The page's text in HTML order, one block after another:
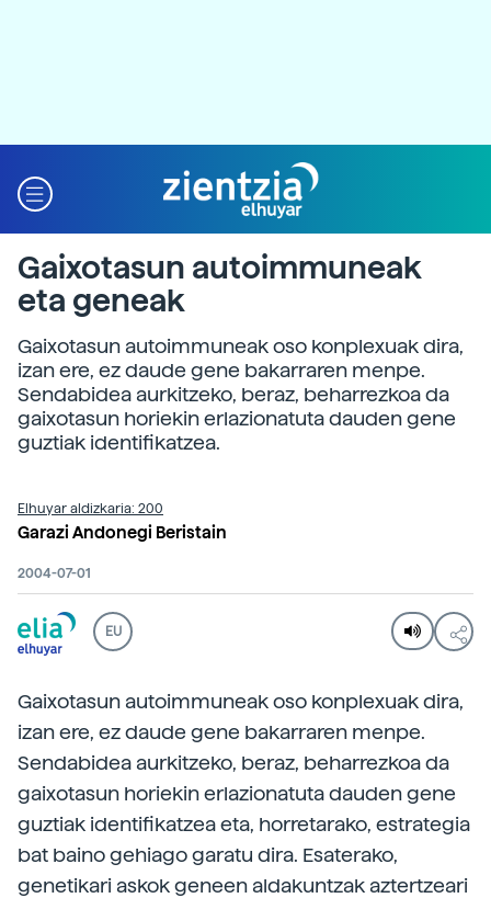
Gaixotasun autoimmuneak
eta geneak
Gaixotasun autoimmuneak oso konplexuak dira,
izan ere, ez daude gene bakarraren menpe.
Sendabidea aurkitzeko, beraz, beharrezkoa da
gaixotasun horiekin erlazionatuta dauden gene
guztiak identifikatzea.
Elhuyar aldizkaria: 200
Garazi Andonegi Beristain
2004-07-01
EU
Gaixotasun autoimmuneak oso konplexuak dira,
izan ere, ez daude gene bakarraren menpe.
Sendabidea aurkitzeko, beraz, beharrezkoa da
gaixotasun horiekin erlazionatuta dauden gene
guztiak identifikatzea eta, horretarako, estrategia
bat baino gehiago garatu dira. Esaterako,
genetikari askok geneen aldakuntzak aztertzeari